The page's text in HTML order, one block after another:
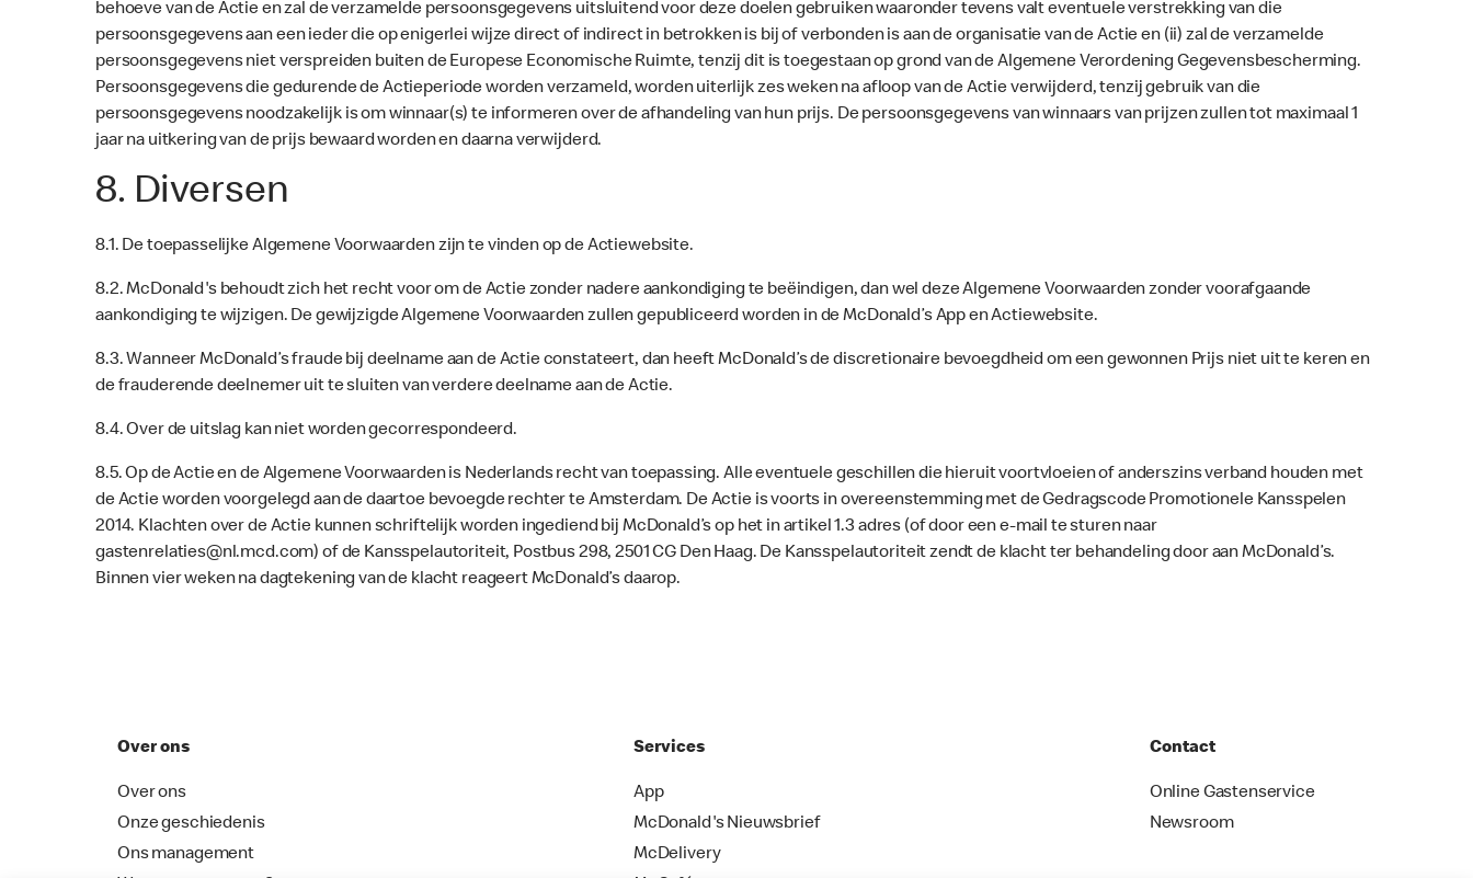
behoeve van de Actie en zal de verzamelde persoonsgegevens uitsluitend voor deze doelen gebruiken waaronder tevens valt eventuele verstrekking van die
persoonsgegevens aan een ieder die op enigerlei wijze direct of indirect in betrokken is bij of verbonden is aan de organisatie van de Actie en (ii) zal de verzamelde
persoonsgegevens niet verspreiden buiten de Europese Economische Ruimte, tenzij dit is toegestaan op grond van de Algemene Verordening Gegevensbescherming.
Persoonsgegevens die gedurende de Actieperiode worden verzameld, worden uiterlijk zes weken na afloop van de Actie verwijderd, tenzij gebruik van die
persoonsgegevens noodzakelijk is om winnaar(s) te informeren over de afhandeling van hun prijs. De persoonsgegevens van winnaars van prijzen zullen tot maximaal 1
jaar na uitkering van de prijs bewaard worden en daarna verwijderd.
8. Diversen
8.1. De toepasselijke Algemene Voorwaarden zijn te vinden op de Actiewebsite.
8.2. McDonald's behoudt zich het recht voor om de Actie zonder nadere aankondiging te beëindigen, dan wel deze Algemene Voorwaarden zonder voorafgaande
aankondiging te wijzigen. De gewijzigde Algemene Voorwaarden zullen gepubliceerd worden in de McDonald’s App en Actiewebsite.
8.3. Wanneer McDonald’s fraude bij deelname aan de Actie constateert, dan heeft McDonald’s de discretionaire bevoegdheid om een gewonnen Prijs niet uit te keren en
de frauderende deelnemer uit te sluiten van verdere deelname aan de Actie.
8.4. Over de uitslag kan niet worden gecorrespondeerd.
8.5. Op de Actie en de Algemene Voorwaarden is Nederlands recht van toepassing. Alle eventuele geschillen die hieruit voortvloeien of anderszins verband houden met
de Actie worden voorgelegd aan de daartoe bevoegde rechter te Amsterdam. De Actie is voorts in overeenstemming met de Gedragscode Promotionele Kansspelen
2014. Klachten over de Actie kunnen schriftelijk worden ingediend bij McDonald’s op het in artikel 1.3 adres (of door een e-mail te sturen naar
gastenrelaties@nl.mcd.com) of de Kansspelautoriteit, Postbus 298, 2501 CG Den Haag. De Kansspelautoriteit zendt de klacht ter behandeling door aan McDonald’s.
Binnen vier weken na dagtekening van de klacht reageert McDonald’s daarop.
Over ons
Over ons
Onze geschiedenis
Ons management
Services
App
McDonald's Nieuwsbrief
McDelivery
Contact
Online Gastenservice
Newsroom